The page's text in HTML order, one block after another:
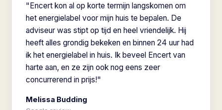
"Encert kon al op korte termijn langskomen om
het energielabel voor mijn huis te bepalen. De
adviseur was stipt op tijd en heel vriendelijk. Hij
heeft alles grondig bekeken en binnen 24 uur had
ik het energielabel in huis. Ik beveel Encert van
harte aan, en ze zijn ook nog eens zeer
concurrerend in prijs!"
Melissa Budding